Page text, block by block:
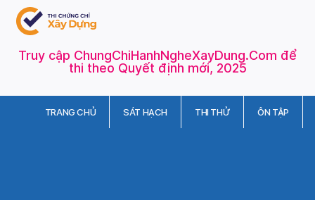
Truy cập ChungChiHanhNgheXayDung.Com để
thi theo Quyết định mới, 2025
TRANG CHỦ SÁT HẠCH THI THỬ ÔN TẬP